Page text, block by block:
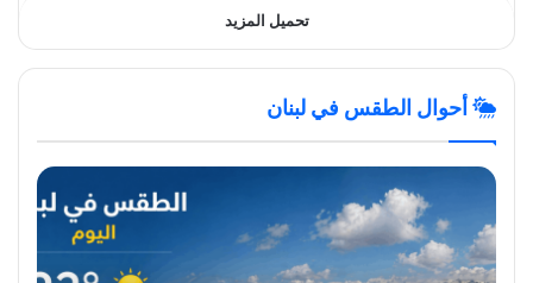
تحميل المزيد
أحوال الطقس في لبنان